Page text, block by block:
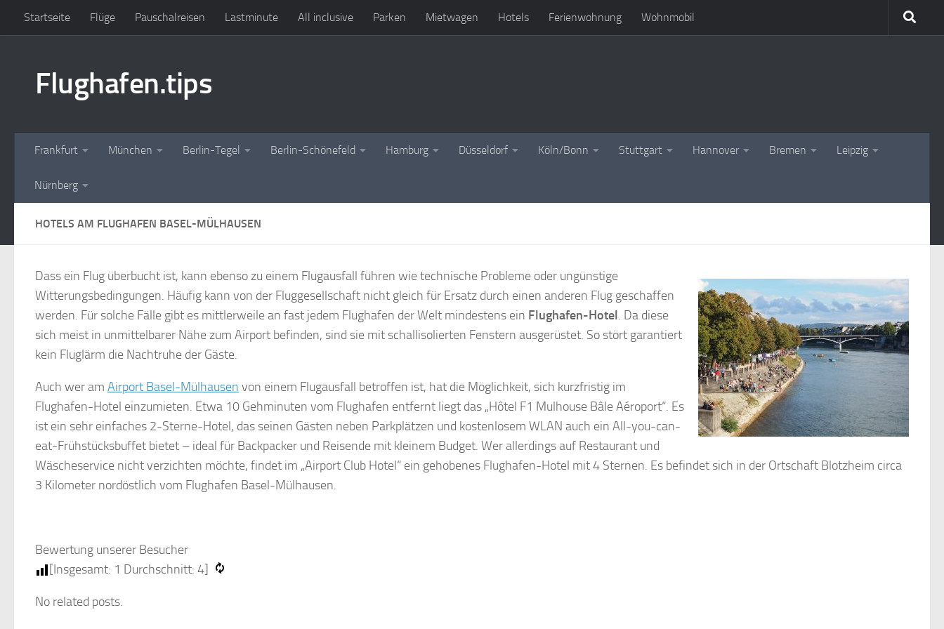
Zum Inhalt springen
Startseite Flüge Pauschalreisen Lastminute All inclusive Parken Mietwagen Hotels Ferienwohnung Wohnmobil
Flughafen.tips
Frankfurt München Berlin-Tegel Berlin-Schönefeld Hamburg Düsseldorf Köln/Bonn Stuttgart Hannover Bremen Leipzig
Nürnberg
HOTELS AM FLUGHAFEN BASEL-MÜLHAUSEN
Dass ein Flug überbucht ist, kann ebenso zu einem Flugausfall führen wie technische Probleme oder ungünstige
Witterungsbedingungen. Häufig kann von der Fluggesellschaft nicht gleich für Ersatz durch einen anderen Flug geschaffen
werden. Für solche Fälle gibt es mittlerweile an fast jedem Flughafen der Welt mindestens ein Flughafen-Hotel. Da diese
sich meist in unmittelbarer Nähe zum Airport befinden, sind sie mit schallisolierten Fenstern ausgerüstet. So stört garantiert
kein Fluglärm die Nachtruhe der Gäste.
Auch wer am Airport Basel-Mülhausen von einem Flugausfall betroffen ist, hat die Möglichkeit, sich kurzfristig im
Flughafen-Hotel einzumieten. Etwa 10 Gehminuten vom Flughafen entfernt liegt das „Hôtel F1 Mulhouse Bâle Aéroport“. Es
ist ein sehr einfaches 2-Sterne-Hotel, das seinen Gästen neben Parkplätzen und kostenlosem WLAN auch ein All-you-can-
eat-Frühstücksbuffet bietet – ideal für Backpacker und Reisende mit kleinem Budget. Wer allerdings auf Restaurant und
Wäscheservice nicht verzichten möchte, findet im „Airport Club Hotel“ ein gehobenes Flughafen-Hotel mit 4 Sternen. Es befindet sich in der Ortschaft Blotzheim circa
3 Kilometer nordöstlich vom Flughafen Basel-Mülhausen.
Bewertung unserer Besucher
[Insgesamt: 1 Durchschnitt: 4]
No related posts.